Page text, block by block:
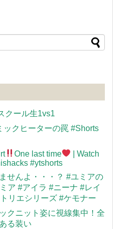
クール生1vs1
ックヒーターの罠 #Shorts
One last time
| Watch
#ytshorts
せんよ・・・？ #ユミアの
ア #アイラ #ニーナ #レイ
リエシリーズ #ケモナー
クニット姿に視線集中！全
る装い